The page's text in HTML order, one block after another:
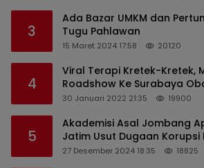
3
Ada Bazar UMKM dan
Tugu Pahlawan
15 Maret 2024 17:58 20120
4
Viral Terapi Kretek-Kretek,
Roadshow Ke Surabaya
Sekaligus Edukasi
30 Januari 2022 21:35 19900
5
Akademisi Asal Jombang
Jatim Usut Dugaan Korupsi
Perangkat Desa di Kediri
27 Desember 2024 18:35 18825